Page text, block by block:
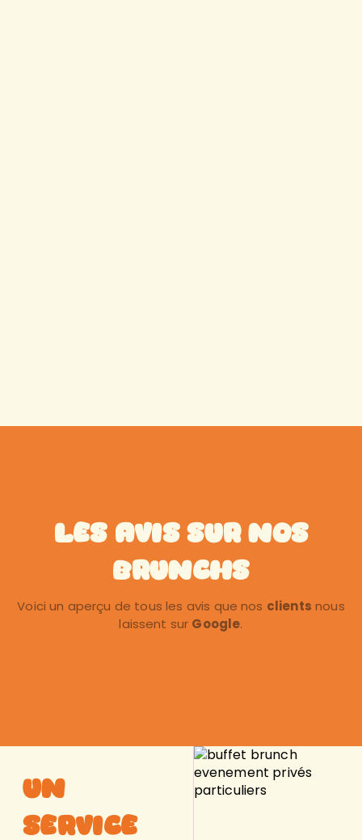
Les Avis sur nos
Brunchs
Voici un aperçu de tous les avis que nos clients nous
laissent sur Google.
Un
Service